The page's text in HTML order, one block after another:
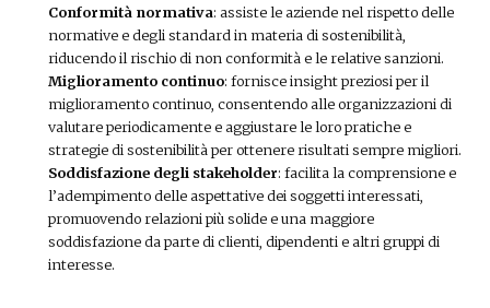
Conformità normativa: assiste le aziende nel rispetto delle
normative e degli standard in materia di sostenibilità,
riducendo il rischio di non conformità e le relative sanzioni.
Miglioramento continuo: fornisce insight preziosi per il
miglioramento continuo, consentendo alle organizzazioni di
valutare periodicamente e aggiustare le loro pratiche e
strategie di sostenibilità per ottenere risultati sempre migliori.
Soddisfazione degli stakeholder: facilita la comprensione e
l’adempimento delle aspettative dei soggetti interessati,
promuovendo relazioni più solide e una maggiore
soddisfazione da parte di clienti, dipendenti e altri gruppi di
interesse.